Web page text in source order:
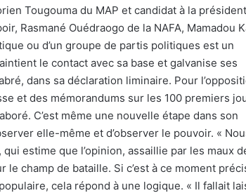
Tougouma du MAP et candidat à la
Rasmané Ouédraogo de la NAFA, Mamadou
ou d’un groupe de partis politiques est un
le contact avec sa base et galvanise ses
dans sa déclaration liminaire. Pour
et des mémorandums sur les 100 premiers
C’est même une nouvelle étape dans son
elle-même et d’observer le pouvoir. «
estime que l’opinion, assaillie par les maux
champ de bataille. Si c’est à ce moment
cela répond à une logique. « Il fallait